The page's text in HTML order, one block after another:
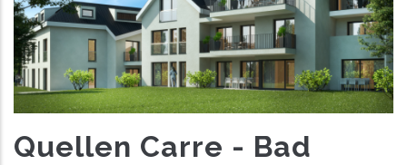
Quellen Carre - Bad